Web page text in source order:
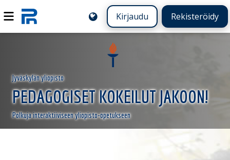
Kirjaudu Rekisteröidy
Jyväskylän yliopisto
PEDAGOGISET KOKEILUT JAKOON!
Polkuja interaktiiviseen yliopisto-opetukseen